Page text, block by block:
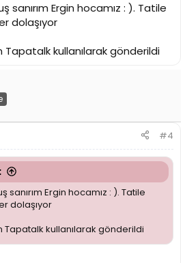
Ergin hocamız : ). Tatile
dolaşıyor
Tapatalk kullanılarak gönderildi
#4
Ergin hocamız : ). Tatile
dolaşıyor
Tapatalk kullanılarak gönderildi